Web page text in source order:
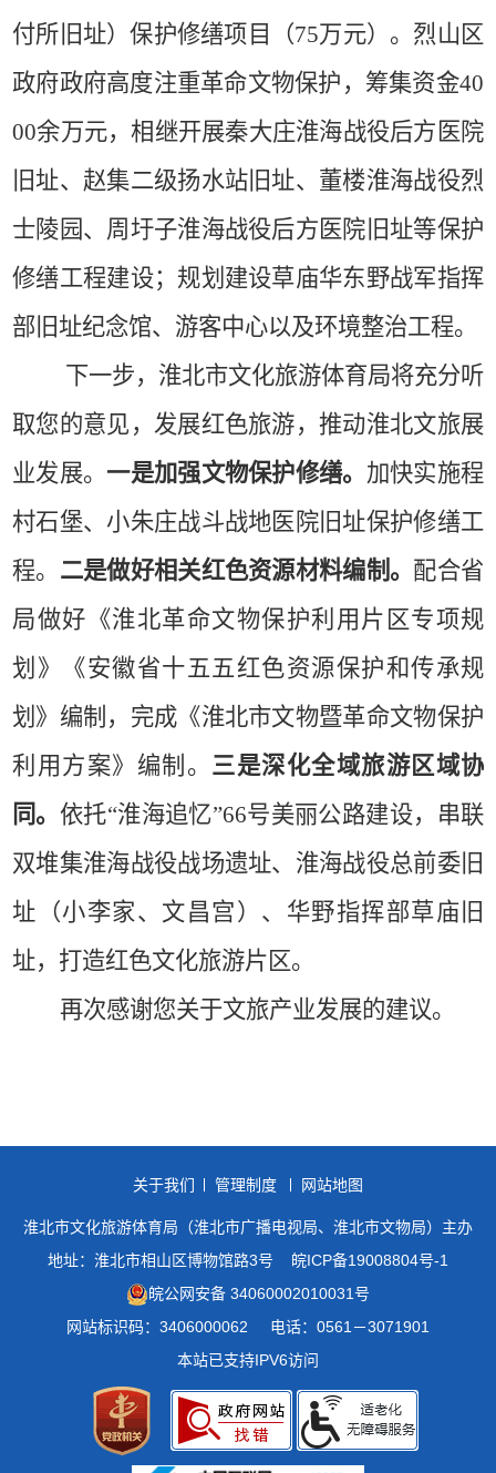
付所旧址）保护修缮项目（75万元）。烈山区
政府政府高度注重革命文物保护，筹集资金40
00余万元，相继开展秦大庄淮海战役后方医院
旧址、赵集二级扬水站旧址、董楼淮海战役烈
士陵园、周圩子淮海战役后方医院旧址等保护
修缮工程建设；规划建设草庙华东野战军指挥
部旧址纪念馆、游客中心以及环境整治工程。
下一步，淮北市文化旅游体育局将充分听
取您的意见，发展红色旅游，推动淮北文旅展
业发展。 一是加强文物保护修缮。 加快实施程
村石堡、小朱庄战斗战地医院旧址保护修缮工
程。 二是做好相关红色资源材料编制。 配合省
局做好《淮北革命文物保护利用片区专项规
划》《安徽省十五五红色资源保护和传承规
划》编制，完成《淮北市文物暨革命文物保护
利用方案》编制。 三是深化全域旅游区域协
同。 依托“淮海追忆”66号美丽公路建设，串联
双堆集淮海战役战场遗址、淮海战役总前委旧
址（小李家、文昌宫）、华野指挥部草庙旧
址，打造红色文化旅游片区。
再次感谢您关于文旅产业发展的建议。
关于我们 管理制度 网站地图
淮北市文化旅游体育局（淮北市广播电视局、淮北市文物局）主办
地址：淮北市相山区博物馆路3号
皖ICP备19008804号-1
皖公网安备 34060002010031号
网站标识码：3406000062
电话：0561－3071901
本站已支持IPV6访问